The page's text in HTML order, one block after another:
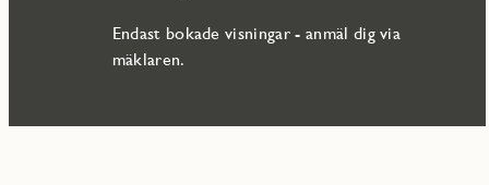
Endast bokade visningar - anmäl dig via
mäklaren.